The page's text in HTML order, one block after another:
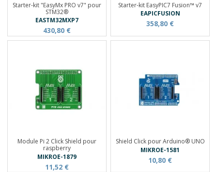
Starter-kit "EasyMx PRO v7" pour
STM32®
EASTM32MXP7
430,80 €
Starter-kit EasyPIC7 Fusion™ v7
EAPICFUSION
358,80 €
Module Pi 2 Click Shield pour
raspberry
MIKROE-1879
11,52 €
Shield Click pour Arduino® UNO
MIKROE-1581
10,80 €